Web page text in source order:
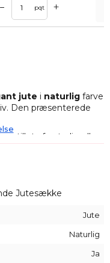
– pqt +
jute i naturlig farve
Den præsenterede
af naturlig eller
flettet snor. Jute har
et problem for
er specielt farvet i
enhver smag.
Jute
Naturlig
Ja